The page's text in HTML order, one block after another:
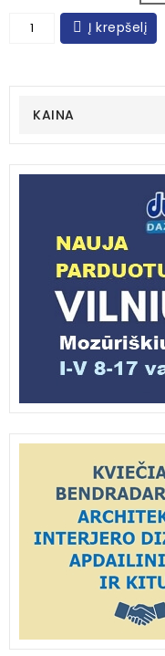
KAINA
Į krepšelį